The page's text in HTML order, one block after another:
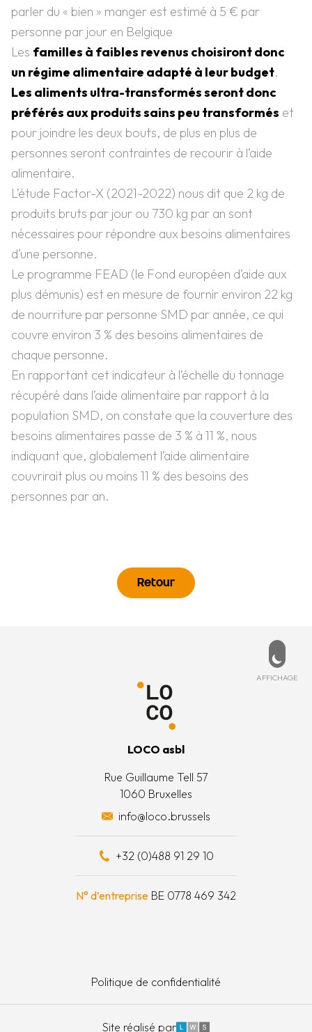
parler du « bien » manger est estimé à 5 € par
personne par jour en Belgique
Les familles à faibles revenus choisiront donc
un régime alimentaire adapté à leur budget.
Les aliments ultra-transformés seront donc
préférés aux produits sains peu transformés et
pour joindre les deux bouts, de plus en plus de
personnes seront contraintes de recourir à l’aide
alimentaire.
L’étude Factor-X (2021-2022) nous dit que 2 kg de
produits bruts par jour ou 730 kg par an sont
nécessaires pour répondre aux besoins alimentaires
d’une personne.
Le programme FEAD (le Fond européen d’aide aux
plus démunis) est en mesure de fournir environ 22 kg
de nourriture par personne SMD par année, ce qui
couvre environ 3 % des besoins alimentaires de
chaque personne.
En rapportant cet indicateur à l’échelle du tonnage
récupéré dans l’aide alimentaire par rapport à la
population SMD, on constate que la couverture des
besoins alimentaires passe de 3 % à 11 %, nous
indiquant que, globalement l’aide alimentaire
couvrirait plus ou moins 11 % des besoins des
personnes par an.
Retour
LOCO asbl
Rue Guillaume Tell 57
1060 Bruxelles
info@loco.brussels
+32 (0)488 91 29 10
N° d’entreprise BE 0778 469 342
Politique de confidentialité
Site réalisé parLWS
AFFICHAGE